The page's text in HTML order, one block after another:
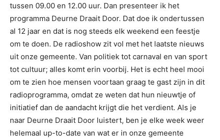
tussen 09.00 en 12.00 uur. Dan presenteer ik het
programma Deurne Draait Door. Dat doe ik ondertussen
al 12 jaar en dat is nog steeds elk weekend een feestje
om te doen. De radioshow zit vol met het laatste nieuws
uit onze gemeente. Van politiek tot carnaval en van sport
tot cultuur; alles komt erin voorbij. Het is echt heel mooi
om te zien hoe mensen voortaan graag te gast zijn in dit
radioprogramma, omdat ze weten dat hun nieuwtje of
initiatief dan de aandacht krijgt die het verdient. Als je
naar Deurne Draait Door luistert, ben je elke week weer
helemaal up-to-date van wat er in onze gemeente